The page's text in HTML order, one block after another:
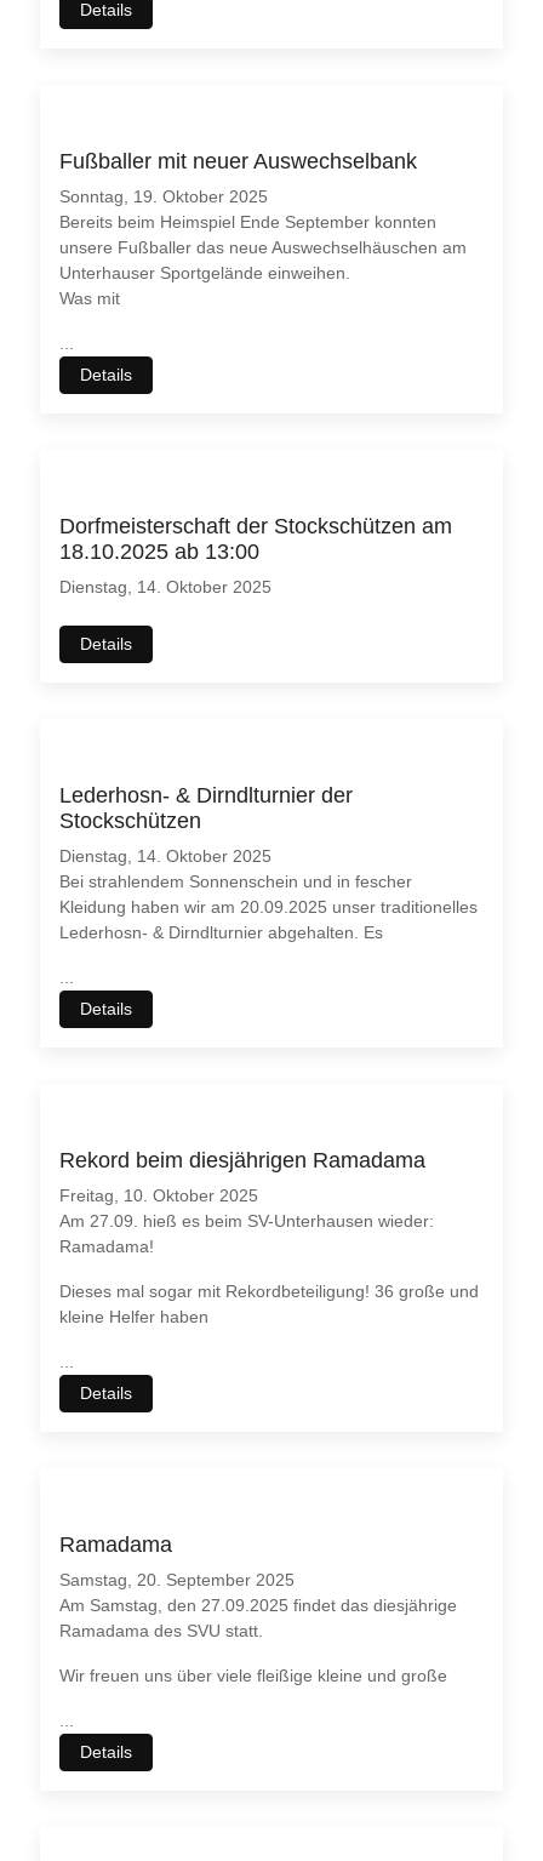
Details
Fußballer mit neuer Auswechselbank
Sonntag, 19. Oktober 2025
Bereits beim Heimspiel Ende September konnten
unsere Fußballer das neue Auswechselhäuschen am
Unterhauser Sportgelände einweihen.
Was mit
Details
Dorfmeisterschaft der Stockschützen am
18.10.2025 ab 13:00
Dienstag, 14. Oktober 2025
Details
Lederhosn- & Dirndlturnier der
Stockschützen
Dienstag, 14. Oktober 2025
Bei strahlendem Sonnenschein und in fescher
Kleidung haben wir am 20.09.2025 unser traditionelles
Lederhosn- & Dirndlturnier abgehalten. Es
Details
Rekord beim diesjährigen Ramadama
Freitag, 10. Oktober 2025
Am 27.09. hieß es beim SV-Unterhausen wieder:
Ramadama!
Dieses mal sogar mit Rekordbeteiligung! 36 große und
kleine Helfer haben
Details
Ramadama
Samstag, 20. September 2025
Am Samstag, den 27.09.2025 findet das diesjährige
Ramadama des SVU statt.
Wir freuen uns über viele fleißige kleine und große
Details